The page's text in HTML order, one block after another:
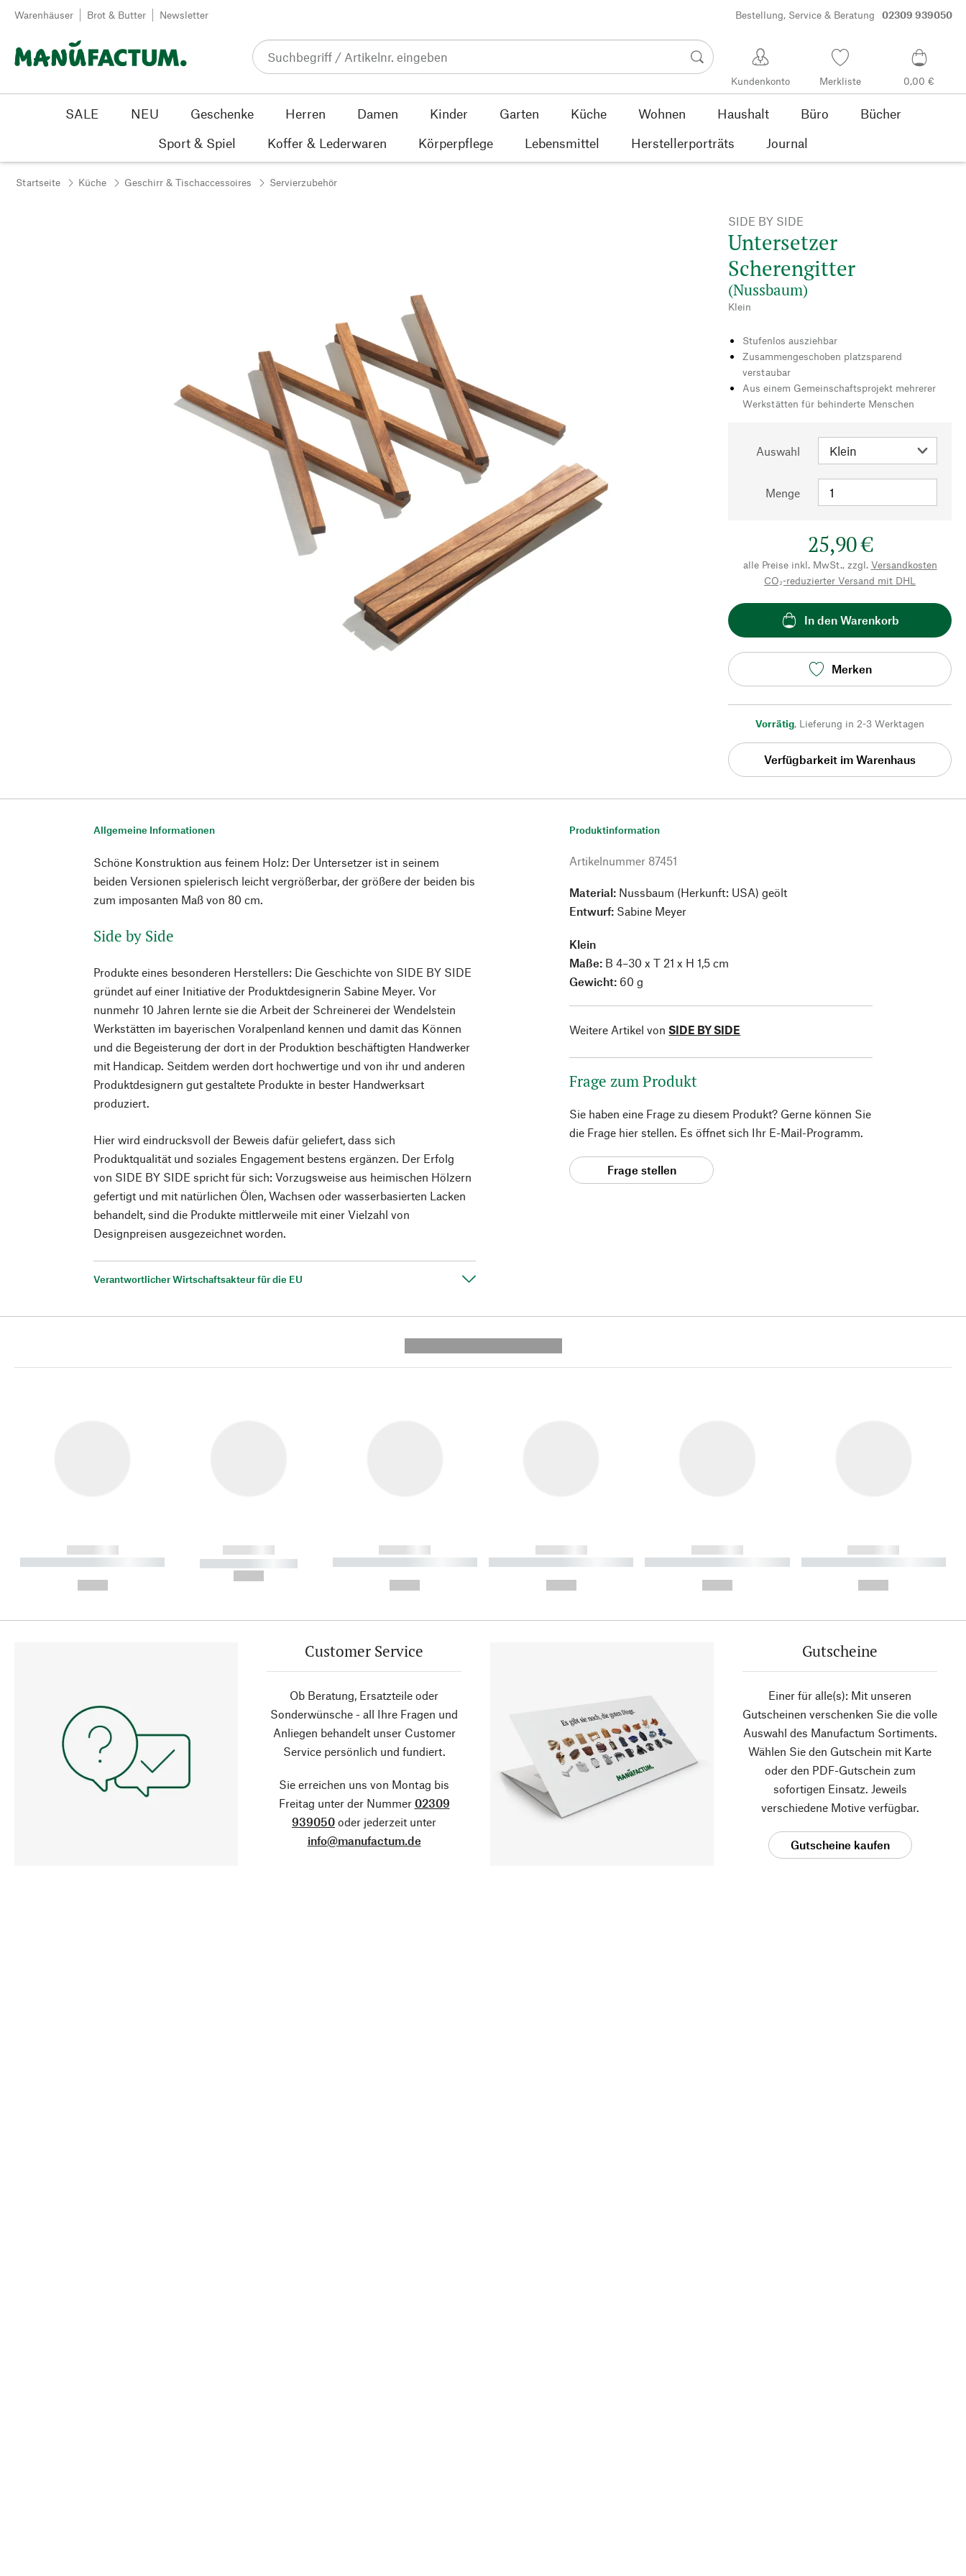
Zum Inhalt springen
Warenhäuser Brot & Butter Newsletter Bestellung, Service & Beratung 02309 939050
Kundenkonto Merkliste 0,00 €
SALE NEU Geschenke Herren Damen Kinder Garten Küche Wohnen Haushalt Büro
Bücher
Sport & Spiel
Koffer & Lederwaren Körperpflege Lebensmittel Herstellerporträts Journal
Startseite Küche Geschirr & Tischaccessoires Servierzubehör
SIDE BY SIDE
Untersetzer
Scherengitter
(Nussbaum)
Klein
Stufenlos ausziehbar
Zusammengeschoben platzsparend
verstaubar
Aus einem Gemeinschaftsprojekt mehrerer
Werkstätten für behinderte Menschen
Auswahl
Menge
25,90 €
alle Preise inkl. MwSt., zzgl. Versandkosten
CO₂-reduzierter Versand mit DHL
In den Warenkorb
Merken
Vorrätig, Lieferung in 2-3 Werktagen
Verfügbarkeit im Warenhaus
Allgemeine Informationen
Schöne Konstruktion aus feinem Holz: Der Untersetzer ist in seinem
beiden Versionen spielerisch leicht vergrößerbar, der größere der beiden bis
zum imposanten Maß von 80 cm.
Side by Side
Produkte eines besonderen Herstellers: Die Geschichte von SIDE BY SIDE
gründet auf einer Initiative der Produktdesignerin Sabine Meyer. Vor
nunmehr 10 Jahren lernte sie die Arbeit der Schreinerei der Wendelstein
Werkstätten im bayerischen Voralpenland kennen und damit das Können
und die Begeisterung der dort in der Produktion beschäftigten Handwerker
mit Handicap. Seitdem werden dort hochwertige und von ihr und anderen
Produktdesignern gut gestaltete Produkte in bester Handwerksart
produziert.
Hier wird eindrucksvoll der Beweis dafür geliefert, dass sich
Produktqualität und soziales Engagement bestens ergänzen. Der Erfolg
von SIDE BY SIDE spricht für sich: Vorzugsweise aus heimischen Hölzern
gefertigt und mit natürlichen Ölen, Wachsen oder wasserbasierten Lacken
behandelt, sind die Produkte mittlerweile mit einer Vielzahl von
Designpreisen ausgezeichnet worden.
Verantwortlicher Wirtschaftsakteur für die EU
Produktinformation
Artikelnummer 87451
Material: Nussbaum (Herkunft: USA) geölt
Entwurf: Sabine Meyer
Klein
Maße: B 4–30 x T 21 x H 1,5 cm
Gewicht: 60 g
Weitere Artikel von SIDE BY SIDE
Frage zum Produkt
Sie haben eine Frage zu diesem Produkt? Gerne können Sie
die Frage hier stellen. Es öffnet sich Ihr E-Mail-Programm.
Frage stellen
------------
----------- ----------- ----------
------------
----------- -----------
------------
----------- ----------- ----------
------------
----------- ----------- ----------
------------
----------- ----------- ----------
------------
----------- ----------- ----------
Customer Service
Ob Beratung, Ersatzteile oder
Sonderwünsche - all Ihre Fragen und
Anliegen behandelt unser Customer
Service persönlich und fundiert.
Sie erreichen uns von Montag bis
Freitag unter der Nummer 02309
939050 oder jederzeit unter
info@manufactum.de
Gutscheine
Einer für alle(s): Mit unseren
Gutscheinen verschenken Sie die volle
Auswahl des Manufactum Sortiments.
Wählen Sie den Gutschein mit Karte
oder den PDF-Gutschein zum
sofortigen Einsatz. Jeweils
verschiedene Motive verfügbar.
Gutscheine kaufen